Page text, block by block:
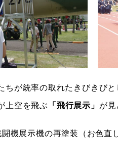
ちが統率の取れたきびきび
上空を飛ぶ 「飛行展示」 が見
機展示機の再塗装（お色